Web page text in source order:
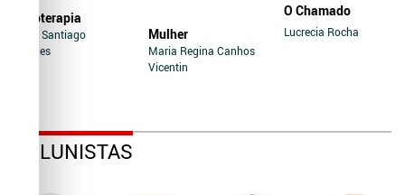
Soroterapia
Jairo Santiago
Novaes
Mulher
Maria Regina Canhos
Vicentin
O Chamado
Lucrecia Rocha
COLUNISTAS